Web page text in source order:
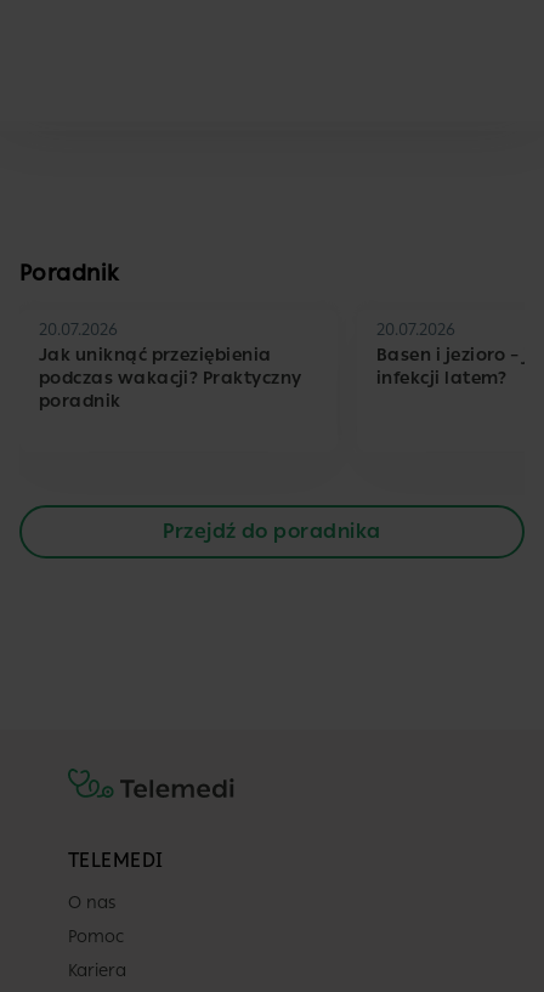
Poradnik
20.07.2026
Jak uniknąć przeziębienia
podczas wakacji? Praktyczny
poradnik
20.07.2026
Basen i jezioro –
infekcji latem?
Przejdź do poradnika
TELEMEDI
O nas
Pomoc
Kariera